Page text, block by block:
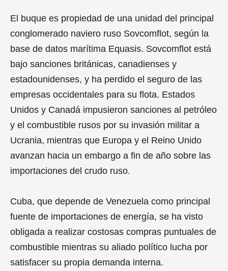
El buque es propiedad de una unidad del principal
conglomerado naviero ruso Sovcomflot, según la
base de datos marítima Equasis. Sovcomflot está
bajo sanciones británicas, canadienses y
estadounidenses, y ha perdido el seguro de las
empresas occidentales para su flota. Estados
Unidos y Canadá impusieron sanciones al petróleo
y el combustible rusos por su invasión militar a
Ucrania, mientras que Europa y el Reino Unido
avanzan hacia un embargo a fin de año sobre las
importaciones del crudo ruso.
Cuba, que depende de Venezuela como principal
fuente de importaciones de energía, se ha visto
obligada a realizar costosas compras puntuales de
combustible mientras su aliado político lucha por
satisfacer su propia demanda interna.